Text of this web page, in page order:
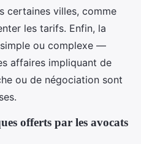
certaines villes, comme
les tarifs. Enfin, la
ou complexe —
affaires impliquant de
ou de négociation sont
offerts par les avocats